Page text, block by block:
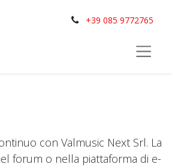
+39 085 9772765
con Valmusic Next Srl. La
forum o nella piattaforma di e-